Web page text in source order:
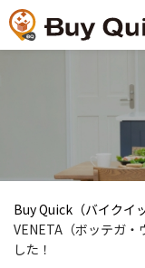
Buy Quick（バイクイッ
VENETA（ボッテガ
した！